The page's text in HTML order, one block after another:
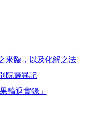
來臨，以及化解之法
院靈異記
輪迴實錄」